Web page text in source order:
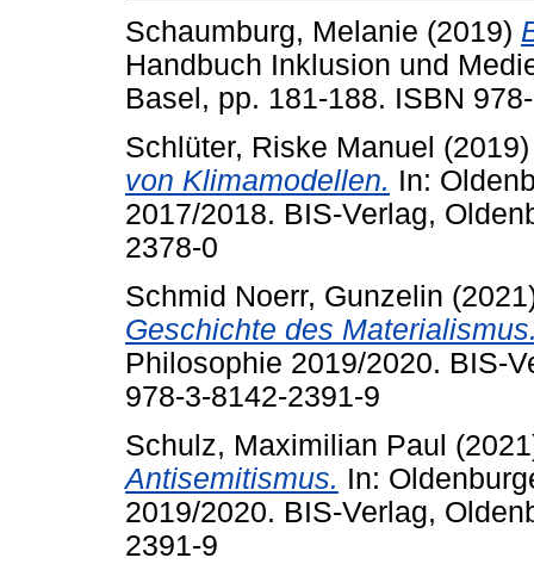
Schaumburg, Melanie (2019)
Handbuch Inklusion und
Basel, pp. 181-188. ISBN
Schlüter, Riske Manuel
von Klimamodellen. In:
2017/2018. BIS-Verlag,
2378-0
Schmid Noerr, Gunzelin
Geschichte des
Philosophie 2019/2020. BIS-
978-3-8142-2391-9
Schulz, Maximilian Paul
Antisemitismus. In:
2019/2020. BIS-Verlag,
2391-9